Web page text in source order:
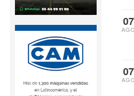
07
AGO
07
AGO